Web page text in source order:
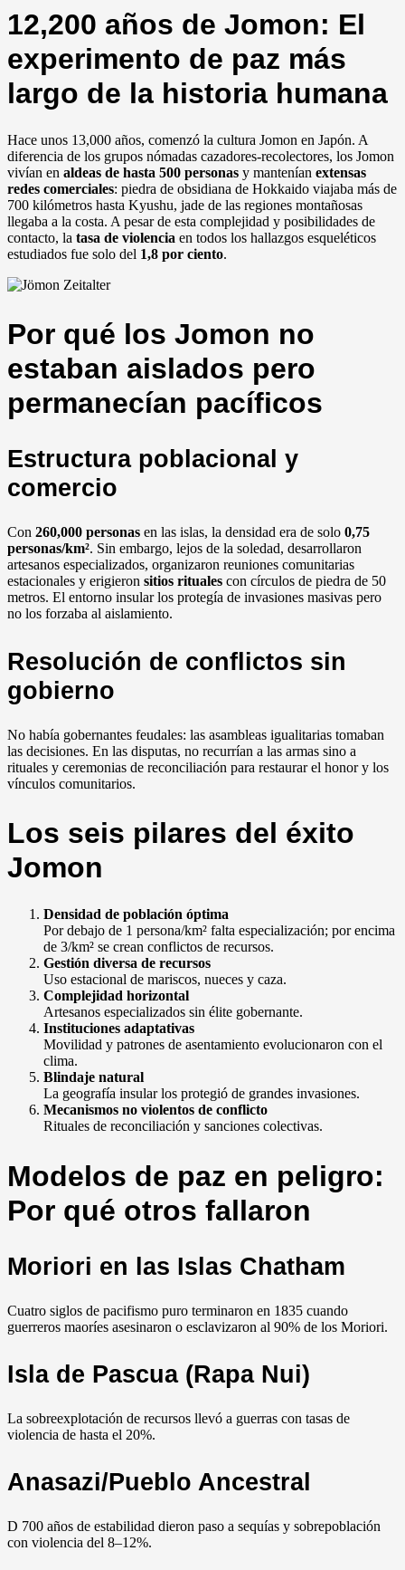
12,200 años de Jomon: El
experimento de paz más
largo de la historia humana
Hace unos 13,000 años, comenzó la cultura Jomon en Japón. A
diferencia de los grupos nómadas cazadores-recolectores, los Jomon
vivían en aldeas de hasta 500 personas y mantenían extensas
redes comerciales: piedra de obsidiana de Hokkaido viajaba más de
700 kilómetros hasta Kyushu, jade de las regiones montañosas
llegaba a la costa. A pesar de esta complejidad y posibilidades de
contacto, la tasa de violencia en todos los hallazgos esqueléticos
estudiados fue solo del 1,8 por ciento.
Por qué los Jomon no
estaban aislados pero
permanecían pacíficos
Estructura poblacional y
comercio
Con 260,000 personas en las islas, la densidad era de solo 0,75
personas/km². Sin embargo, lejos de la soledad, desarrollaron
artesanos especializados, organizaron reuniones comunitarias
estacionales y erigieron sitios rituales con círculos de piedra de 50
metros. El entorno insular los protegía de invasiones masivas pero
no los forzaba al aislamiento.
Resolución de conflictos sin
gobierno
No había gobernantes feudales: las asambleas igualitarias tomaban
las decisiones. En las disputas, no recurrían a las armas sino a
rituales y ceremonias de reconciliación para restaurar el honor y los
vínculos comunitarios.
Los seis pilares del éxito
Jomon
Densidad de población óptima
Por debajo de 1 persona/km² falta especialización; por encima
de 3/km² se crean conflictos de recursos.
Gestión diversa de recursos
Uso estacional de mariscos, nueces y caza.
Complejidad horizontal
Artesanos especializados sin élite gobernante.
Instituciones adaptativas
Movilidad y patrones de asentamiento evolucionaron con el
clima.
Blindaje natural
La geografía insular los protegió de grandes invasiones.
Mecanismos no violentos de conflicto
Rituales de reconciliación y sanciones colectivas.
Modelos de paz en peligro:
Por qué otros fallaron
Moriori en las Islas Chatham
Cuatro siglos de pacifismo puro terminaron en 1835 cuando
guerreros maoríes asesinaron o esclavizaron al 90% de los Moriori.
Isla de Pascua (Rapa Nui)
La sobreexplotación de recursos llevó a guerras con tasas de
violencia de hasta el 20%.
Anasazi/Pueblo Ancestral
D 700 años de estabilidad dieron paso a sequías y sobrepoblación
con violencia del 8–12%.